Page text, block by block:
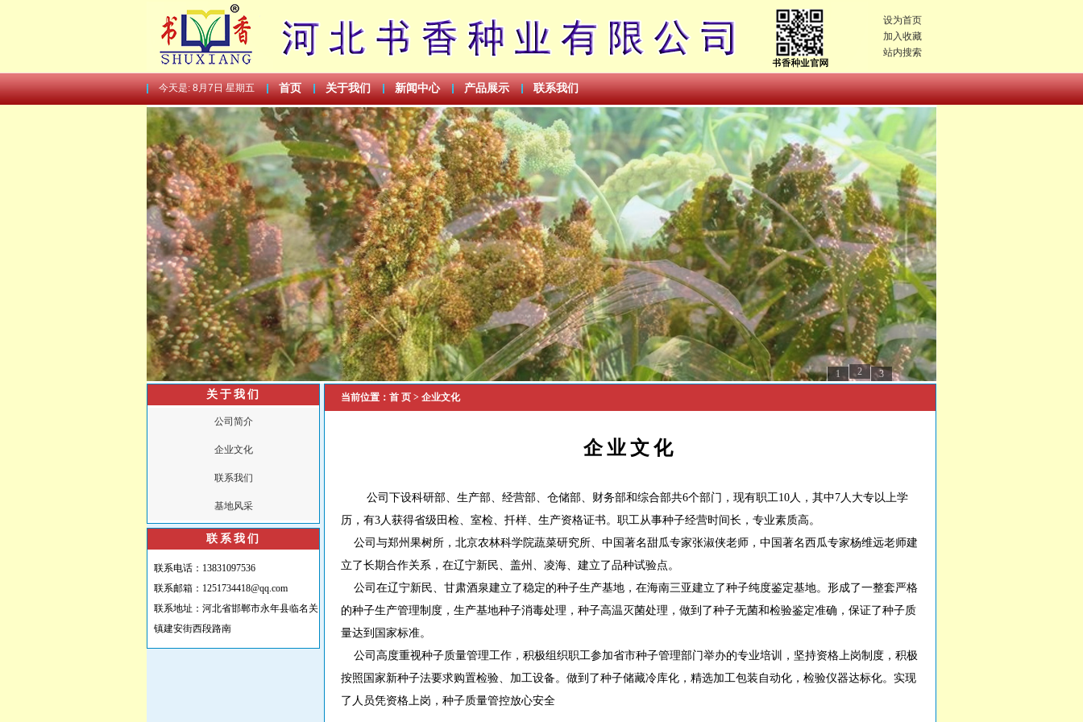
设为首页
加入收藏
站内搜索
今天是:8月7日 星期五 首页 关于我们 新闻中心 产品展示 联系我们
1 2 3
关于我们
公司简介
企业文化
联系我们
基地风采
联系我们
联系电话：13831097536
联系邮箱：1251734418@qq.com
联系地址：河北省邯郸市永年县临名关
镇建安街西段路南
当前位置： 首 页 > 企业文化
企业文化
公司下设科研部、生产部、经营部、仓储部、财务部和综合部共6个部门，现有职工10人，其中7人大专以上学
历，有3人获得省级田检、室检、扦样、生产资格证书。职工从事种子经营时间长，专业素质高。
公司与郑州果树所，北京农林科学院蔬菜研究所、中国著名甜瓜专家张淑侠老师，中国著名西瓜专家杨维远老师建
立了长期合作关系，在辽宁新民、盖州、凌海、建立了品种试验点。
公司在辽宁新民、甘肃酒泉建立了稳定的种子生产基地，在海南三亚建立了种子纯度鉴定基地。形成了一整套严格
的种子生产管理制度，生产基地种子消毒处理，种子高温灭菌处理，做到了种子无菌和检验鉴定准确，保证了种子质
量达到国家标准。
公司高度重视种子质量管理工作，积极组织职工参加省市种子管理部门举办的专业培训，坚持资格上岗制度，积极
按照国家新种子法要求购置检验、加工设备。做到了种子储藏冷库化，精选加工包装自动化，检验仪器达标化。实现
了人员凭资格上岗，种子质量管控放心安全